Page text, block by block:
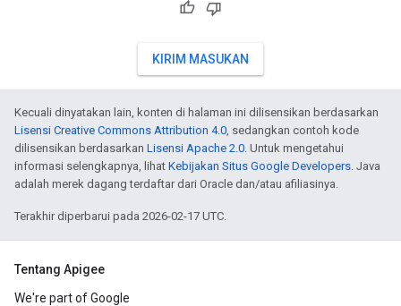
KIRIM MASUKAN
Kecuali dinyatakan lain, konten di halaman ini dilisensikan berdasarkan
Lisensi Creative Commons Attribution 4.0 , sedangkan contoh kode
dilisensikan berdasarkan Lisensi Apache 2.0 . Untuk mengetahui
informasi selengkapnya, lihat Kebijakan Situs Google Developers . Java
adalah merek dagang terdaftar dari Oracle dan/atau afiliasinya.
Terakhir diperbarui pada 2026-02-17 UTC.
Tentang Apigee
We're part of Google